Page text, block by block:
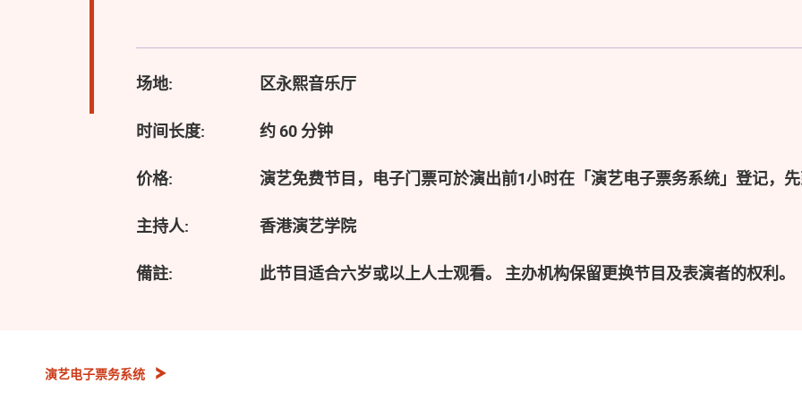
场地: 区永熙音乐厅
时间长度: 约 60 分钟
价格: 演艺免费节目，电子门票可於演出前1小时在「演艺电子票务系统」登记，
主持人: 香港演艺学院
備註: 此节目适合六岁或以上人士观看。 主办机构保留更换节目及表演者的权利。
演艺电子票务系统